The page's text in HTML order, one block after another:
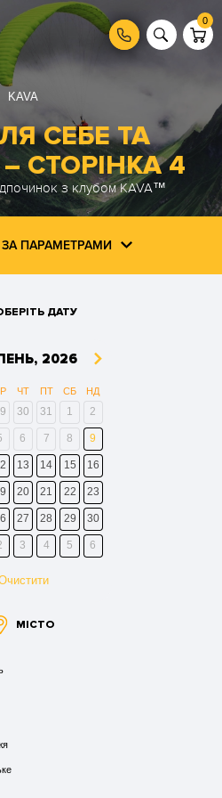
0
KAVA
СЕБЕ ТА
СТОРІНКА 4
з клубом KAVA™
ЗА ПАРАМЕТРАМИ
ДАТУ
2026
ЧТ ПТ СБ НД
30 31 1 2
6 7 8 9
13 14 15 16
20 21 22 23
27 28 29 30
3 4 5 6
МІСТО